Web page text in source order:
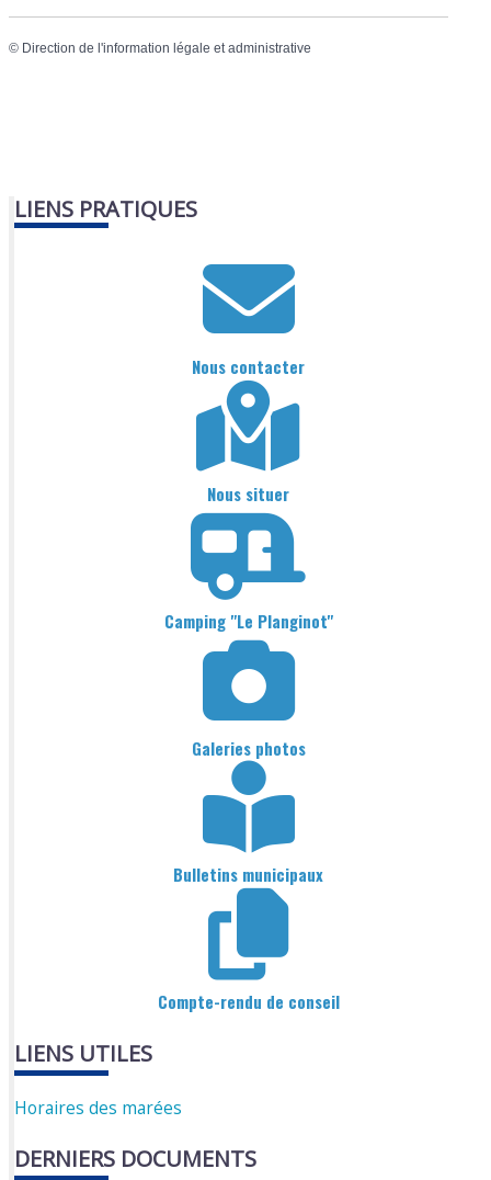
© Direction de l'information légale et administrative
LIENS PRATIQUES
Nous contacter
Nous situer
Camping "Le Planginot"
Galeries photos
Bulletins municipaux
Compte-rendu de conseil
LIENS UTILES
Horaires des marées
DERNIERS DOCUMENTS